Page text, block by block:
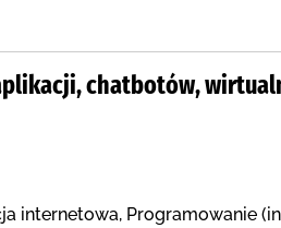
chatbotów,
internetowa, Programowanie